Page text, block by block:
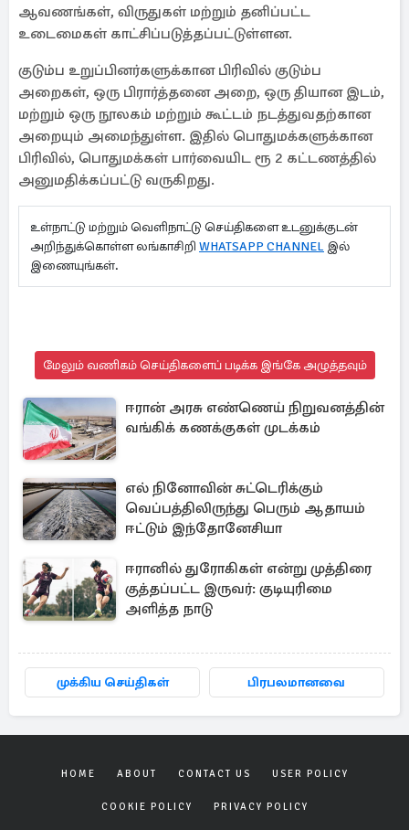
ஆவணங்கள், விருதுகள் மற்றும் தனிப்பட்ட
உடைமைகள் காட்சிப்படுத்தப்பட்டுள்ளன.
குடும்ப உறுப்பினர்களுக்கான பிரிவில் குடும்ப
அறைகள், ஒரு பிரார்த்தனை அறை, ஒரு தியான இடம்,
மற்றும் ஒரு நூலகம் மற்றும் கூட்டம் நடத்துவதற்கான
அறையும் அமைந்துள்ள. இதில் பொதுமக்களுக்கான
பிரிவில், பொதுமக்கள் பார்வையிட ரூ 2 கட்டணத்தில்
அனுமதிக்கப்பட்டு வருகிறது.
உள்நாட்டு மற்றும் வெளிநாட்டு செய்திகளை உடனுக்குடன்
அறிந்துக்கொள்ள லங்காசிறி WHATSAPP CHANNEL இல்
இணையுங்கள்.
மேலும் வணிகம் செய்திகளைப் படிக்க இங்கே அழுத்தவும்
ஈரான் அரசு எண்ணெய் நிறுவனத்தின்
வங்கிக் கணக்குகள் முடக்கம்
எல் நினோவின் சுட்டெரிக்கும்
வெப்பத்திலிருந்து பெரும் ஆதாயம்
ஈட்டும் இந்தோனேசியா
ஈரானில் துரோகிகள் என்று முத்திரை
குத்தப்பட்ட இருவர்: குடியுரிமை
அளித்த நாடு
முக்கிய செய்திகள் பிரபலமானவை
HOME ABOUT CONTACT US USER POLICY
COOKIE POLICY PRIVACY POLICY